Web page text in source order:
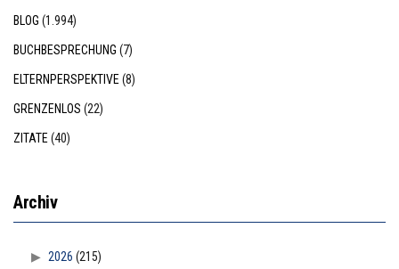
BLOG (1.994)
BUCHBESPRECHUNG (7)
ELTERNPERSPEKTIVE(8)
GRENZENLOS (22)
ZITATE(40)
Archiv
2026 (215)